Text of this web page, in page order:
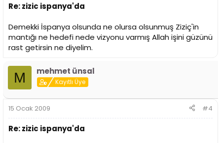
Re: zizic ispanya'da
Demekki İspanya olsunda ne olursa olsunmuş Ziziç'in
mantığı ne hedefi nede vizyonu varmış Allah işini güzünü
rast getirsin ne diyelim.
M mehmet ünsal
Kayıtlı Üye
15 Ocak 2009 #4
Re: zizic ispanya'da